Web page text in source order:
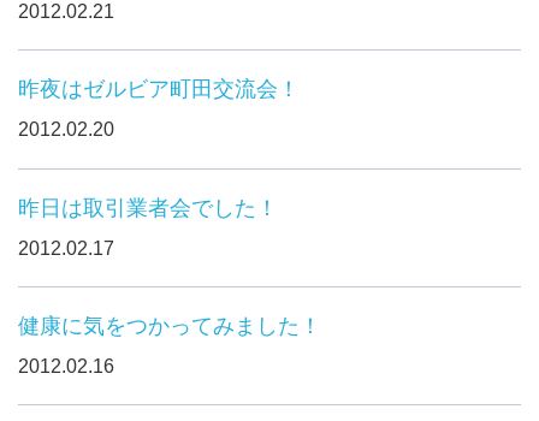
2012.02.21
昨夜はゼルビア町田交流会！
2012.02.20
昨日は取引業者会でした！
2012.02.17
健康に気をつかってみました！
2012.02.16